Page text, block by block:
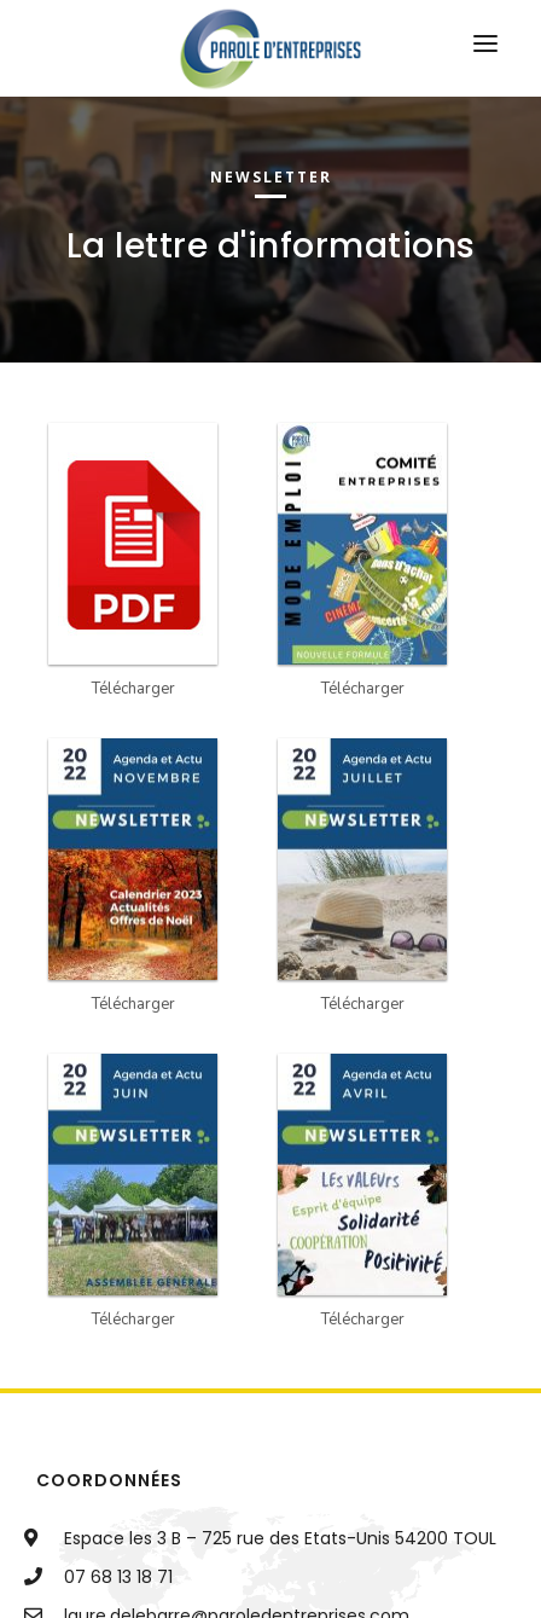
ACCUEIL
L'ASSOCIATION
AGENDA / ACTU
CONNEXION
NEWSLETTER
La lettre d'informations
Télécharger Télécharger
Télécharger Télécharger
Télécharger Télécharger
COORDONNÉES
Espace les 3 B – 725 rue des Etats-Unis 54200 TOUL
07 68 13 18 71